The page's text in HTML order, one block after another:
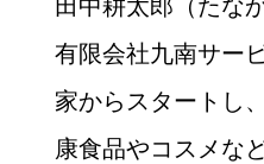
田中耕太郎（たな
有限会社九南サー
家からスタートし
康食品やコスメな